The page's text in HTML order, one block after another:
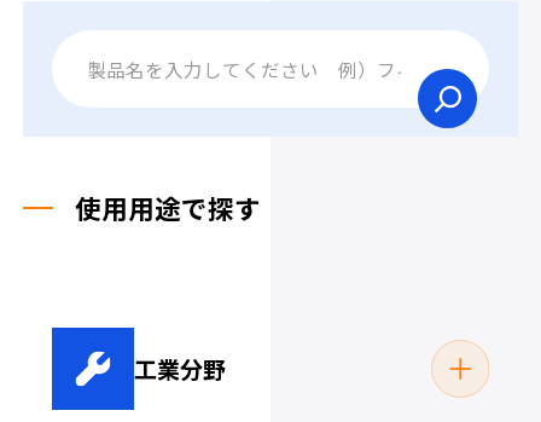
使用用途で探す
工業分野